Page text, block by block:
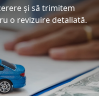
și să trimitem
o revizuire detaliată.